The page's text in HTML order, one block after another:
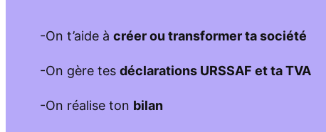
-On t’aide à créer ou transformer ta société
-On gère tes déclarations URSSAF et ta TVA
-On réalise ton bilan